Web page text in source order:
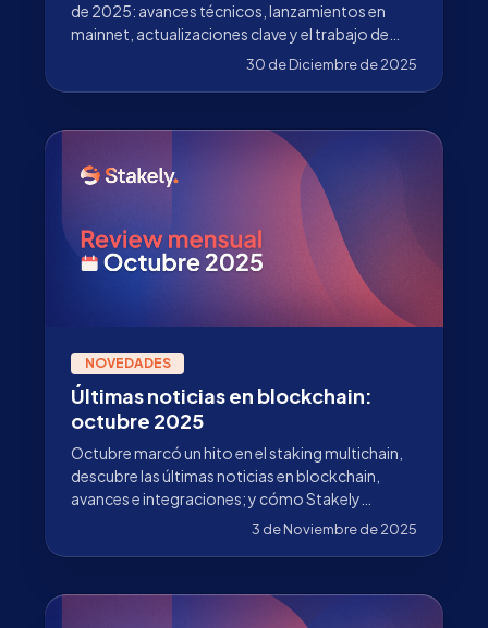
de 2025: avances técnicos, lanzamientos en
mainnet, actualizaciones clave y el trabajo de
Stakely más allá de la validación.30 de Diciembre de 2025
NOVEDADES
Últimas noticias en blockchain:
octubre 2025
Octubre marcó un hito en el staking multichain,
descubre las últimas noticias en blockchain,
avances e integraciones; y cómo Stakely
3 de Noviembre de 2025